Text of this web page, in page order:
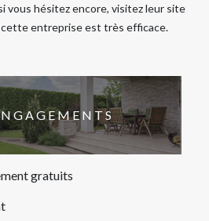
vous hésitez encore, visitez leur site
entreprise est très efficace.
gratuits